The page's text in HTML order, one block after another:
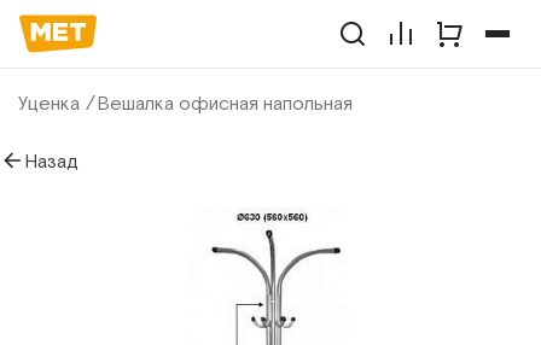
Уценка Вешалка офисная напольная
Назад